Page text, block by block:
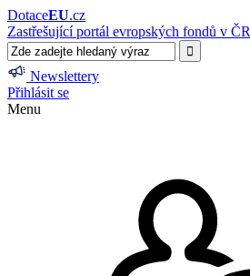
DotaceEU.cz
Zastřešující portál evropských fondů v ČR
Newslettery
Přihlásit se
Menu